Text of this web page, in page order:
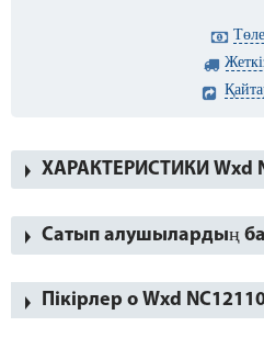
ХАРАКТЕРИСТИКИ Wxd
Сатып алушылардың
Пікірлер о Wxd